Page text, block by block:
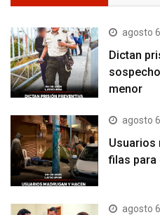
agosto
Dictan
menor
agosto
Usuarios
filas para
agosto